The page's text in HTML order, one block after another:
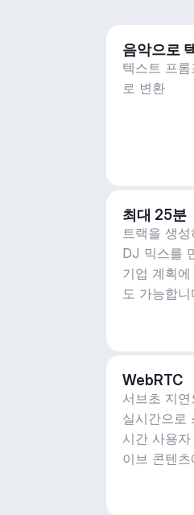
음악으로
텍스트 프
로 변환
최대 25분
트랙을 생
DJ 믹스를
기업 계획
도 가능합니
WebRTC
서브초 지
실시간으로
시간 사용
이브 콘텐